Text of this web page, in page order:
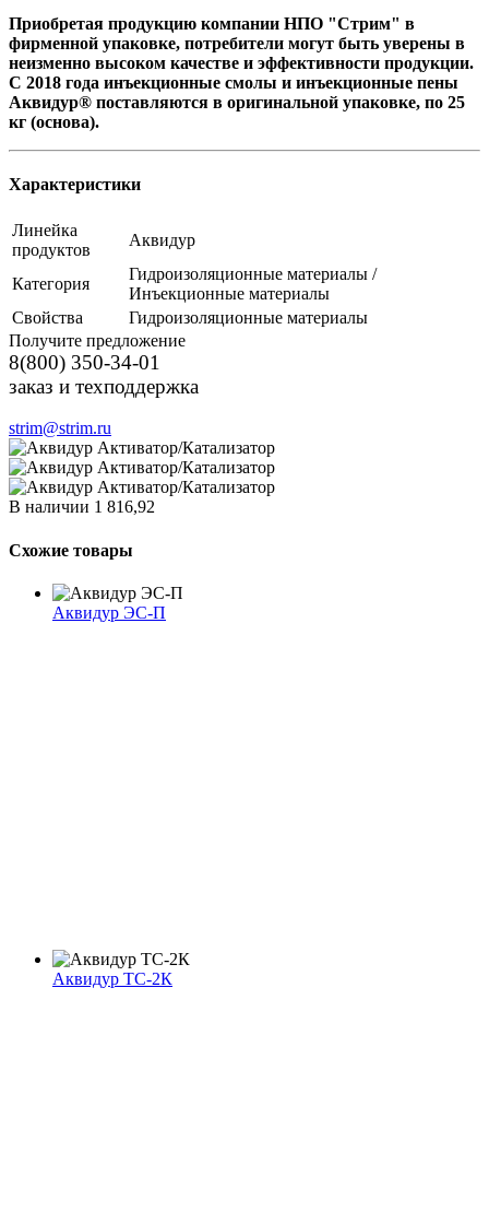
Приобретая продукцию компании НПО "Стрим" в
фирменной упаковке, потребители могут быть уверены в
неизменно высоком качестве и эффективности продукции.
С 2018 года инъекционные смолы и инъекционные пены
Аквидур® поставляются в оригинальной упаковке, по 25
кг (основа).
Характеристики
Линейка
продуктов
Аквидур
Категория
Гидроизоляционные материалы /
Инъекционные материалы
Свойства
Гидроизоляционные материалы
Получите предложение
8(800) 350-34-01
заказ и техподдержка
strim@strim.ru
В наличии 1 816,92
Схожие товары
Аквидур ЭС-П
Аквидур ТС-2К